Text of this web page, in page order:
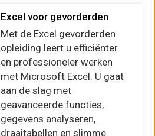
Excel voor gevorderden
Met de Excel gevorderden
opleiding leert u efficiënter
en professioneler werken
met Microsoft Excel. U gaat
aan de slag met
geavanceerde functies,
gegevens analyseren,
draaitabellen en slimme